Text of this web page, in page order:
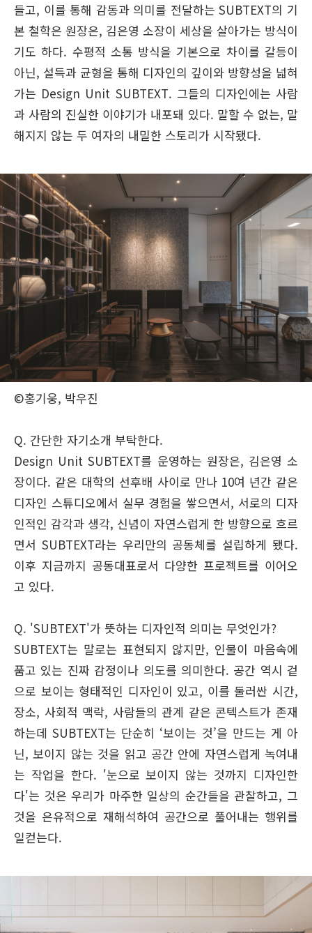
들고, 이를 통해 감동과 의미를 전달하는 SUBTEXT의 기
본 철학은 원장은, 김은영 소장이 세상을 살아가는 방식이
기도 하다. 수평적 소통 방식을 기본으로 차이를 갈등이
아닌, 설득과 균형을 통해 디자인의 깊이와 방향성을 넓혀
가는 Design Unit SUBTEXT. 그들의 디자인에는 사람
과 사람의 진실한 이야기가 내포돼 있다. 말할 수 없는, 말
해지지 않는 두 여자의 내밀한 스토리가 시작됐다.
©홍기웅, 박우진
Q. 간단한 자기소개 부탁한다.
Design Unit SUBTEXT를 운영하는 원장은, 김은영 소
장이다. 같은 대학의 선후배 사이로 만나 10여 년간 같은
디자인 스튜디오에서 실무 경험을 쌓으면서, 서로의 디자
인적인 감각과 생각, 신념이 자연스럽게 한 방향으로 흐르
면서 SUBTEXT라는 우리만의 공동체를 설립하게 됐다.
이후 지금까지 공동대표로서 다양한 프로젝트를 이어오
고 있다.
Q. 'SUBTEXT'가 뜻하는 디자인적 의미는 무엇인가?
SUBTEXT는 말로는 표현되지 않지만, 인물이 마음속에
품고 있는 진짜 감정이나 의도를 의미한다. 공간 역시 겉
으로 보이는 형태적인 디자인이 있고, 이를 둘러싼 시간,
장소, 사회적 맥락, 사람들의 관계 같은 콘텍스트가 존재
하는데 SUBTEXT는 단순히 ‘보이는 것’을 만드는 게 아
닌, 보이지 않는 것을 읽고 공간 안에 자연스럽게 녹여내
는 작업을 한다. '눈으로 보이지 않는 것까지 디자인한
다'는 것은 우리가 마주한 일상의 순간들을 관찰하고, 그
것을 은유적으로 재해석하여 공간으로 풀어내는 행위를
일컫는다.